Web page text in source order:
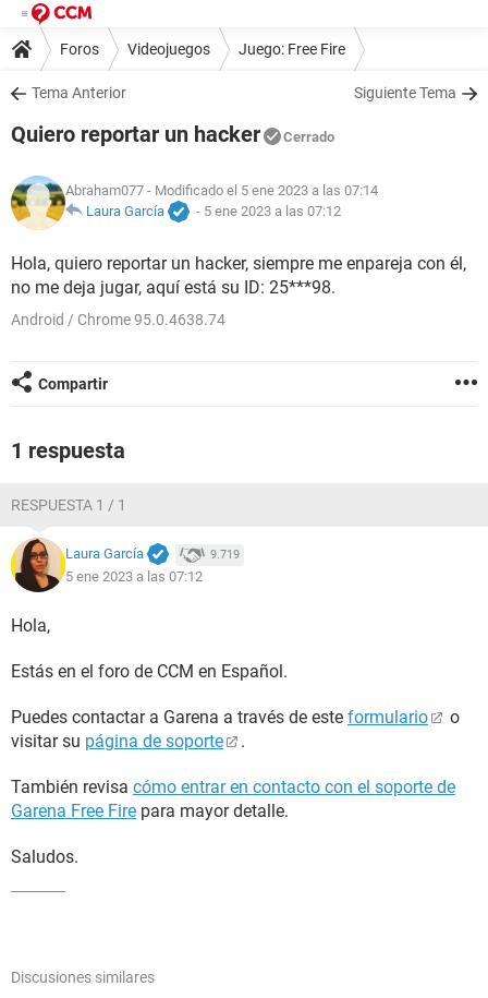
Foros Videojuegos Juego: Free Fire
Tema Anterior Siguiente Tema
Quiero reportar un hacker Cerrado
Abraham077 - Modificado el 5 ene 2023 a las 07:14
Laura García
- 5 ene 2023 a las 07:12
Hola, quiero reportar un hacker, siempre me enpareja con él,
no me deja jugar, aquí está su ID: 25***98.
Android / Chrome 95.0.4638.74
Compartir
1 respuesta
RESPUESTA 1 / 1
Laura García 9.719
5 ene 2023 a las 07:12
Hola,
Estás en el foro de CCM en Español.
Puedes contactar a Garena a través de este formulario
o
visitar su página de soporte .
También revisa cómo entrar en contacto con el soporte de
Garena Free Fire para mayor detalle.
Saludos.
Discusiones similares